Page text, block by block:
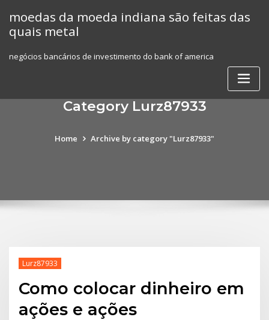
content
moedas da moeda indiana são feitas das
quais metal
negócios bancários de investimento do bank of america
Category Lurz87933
Home Archive by category "Lurz87933"
Lurz87933
Como colocar dinheiro em
ações e ações